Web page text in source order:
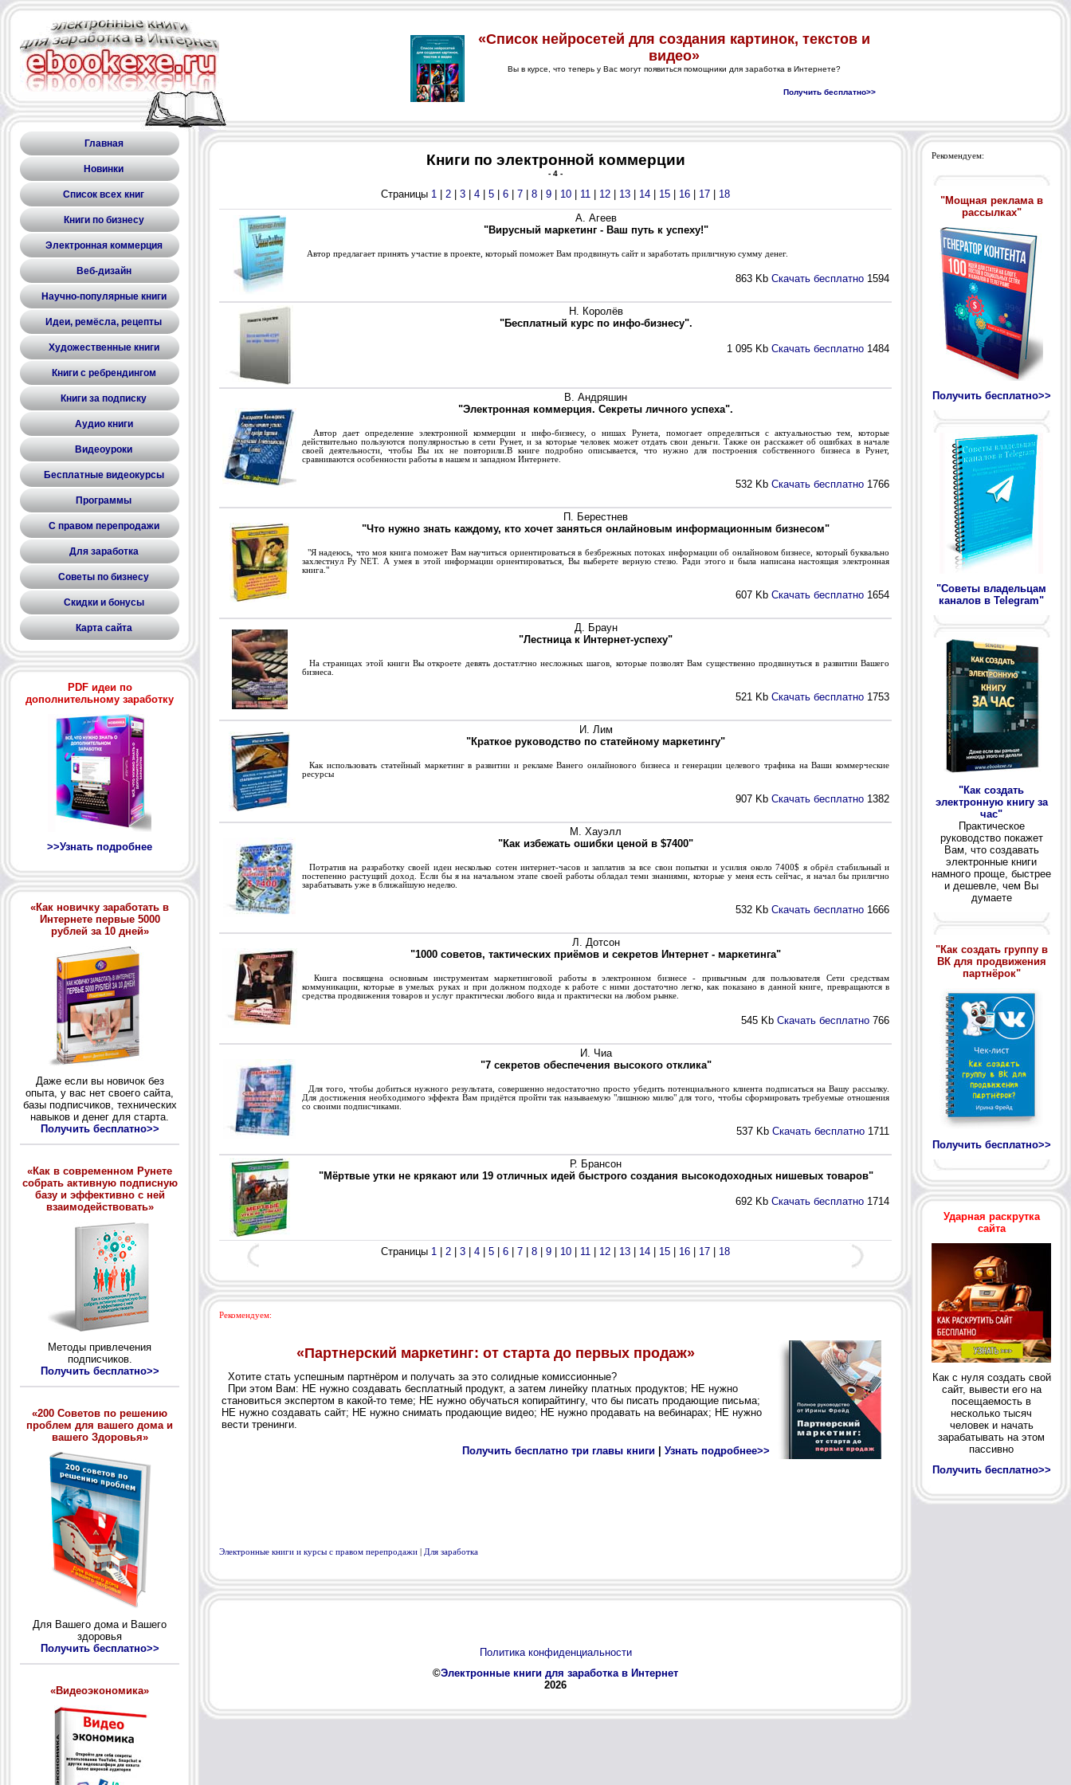
Главная
Новинки
Список всех книг
Книги по бизнесу
Электронная коммерция
Веб-дизайн
Научно-популярные книги
Идеи, ремёсла, рецепты
Художественные книги
Книги с ребрендингом
Книги за подписку
Аудио книги
Видеоуроки
Бесплатные видеокурсы
Программы
С правом перепродажи
Для заработка
Советы по бизнесу
Скидки и бонусы
Карта сайта
PDF идеи по
дополнительному заработку
>>Узнать подробнее
«Как новичку заработать в
Интернете первые 5000
рублей за 10 дней»
Даже если вы новичок без
опыта, у вас нет своего сайта,
базы подписчиков, технических
навыков и денег для старта.
Получить бесплатно>>
«Как в современном Рунете
собрать активную подписную
базу и эффективно с ней
взаимодействовать»
Методы привлечения
подписчиков.
Получить бесплатно>>
«200 Советов по решению
проблем для вашего дома и
вашего Здоровья»
Для Вашего дома и Вашего
здоровья
Получить бесплатно>>
«Видеоэкономика»
Книги по электронной коммерции
- 4 -
Страницы 1 | 2 | 3 | 4 | 5 | 6 | 7 | 8 | 9 | 10 | 11 | 12 | 13 | 14 | 15 | 16 | 17 | 18
А. Агеев
"Вирусный маркетинг - Ваш путь к успеху!"
Автор предлагает принять участие в проекте, который поможет Вам продвинуть сайт и заработать приличную сумму денег.
863 Kb Скачать бесплатно 1594
Н. Королёв
"Бесплатный курс по инфо-бизнесу".
1 095 Kb Скачать бесплатно 1484
В. Андряшин
"Электронная коммерция. Секреты личного успеха".
Автор дает определение электронной коммерции и инфо-бизнесу, о нишах Рунета, помогает определиться с актуальностью тем, которые
действительно пользуются популярностью в сети Рунет, и за которые человек может отдать свои деньги. Также он расскажет об ошибках в начале
своей деятельности, чтобы Вы их не повторили.В книге подробно описывается, что нужно для построения собственного бизнеса в Рунет,
сравниваются особенности работы в нашем и западном Интернете.
532 Kb Скачать бесплатно 1766
П. Берестнев
"Что нужно знать каждому, кто хочет заняться онлайновым информационным бизнесом"
"Я надеюсь, что моя книга поможет Вам научиться ориентироваться в безбрежных потоках информации об онлайновом бизнесе, который буквально
захлестнул Ру NET. А умея в этой информации ориентироваться, Вы выберете верную стезю. Ради этого и была написана настоящая электронная
книга."
607 Kb Скачать бесплатно 1654
Д. Браун
"Лестница к Интернет-успеху"
На страницах этой книги Вы откроете девять достатлчно несложных шагов, которые позволят Вам существенно продвинуться в развитии Вашего
бизнеса.
521 Kb Скачать бесплатно 1753
И. Лим
"Краткое руководство по статейному маркетингу"
Как использовать статейный маркетинг в развитии и рекламе Ванего онлайнового бизнеса и генерации целевого трафика на Ваши коммерческие
ресурсы
907 Kb Скачать бесплатно 1382
М. Хауэлл
"Как избежать ошибки ценой в $7400"
Потратив на разработку своей идеи несколько сотен интернет-часов и заплатив за все свои попытки и усилия около 7400$ я обрёл стабильный и
постепенно растущий доход. Если бы я на начальном этапе своей работы обладал теми знаниями, которые у меня есть сейчас, я начал бы прилично
зарабатывать уже в ближайшую неделю.
532 Kb Скачать бесплатно 1666
Л. Дотсон
"1000 советов, тактических приёмов и секретов Интернет - маркетинга"
Книга посвящена основным инструментам маркетинговой работы в электронном бизнесе - привычным для пользователя Сети средствам
коммуникации, которые в умелых руках и при должном подходе к работе с ними достаточно легко, как показано в данной книге, превращаются в
средства продвижения товаров и услуг практически любого вида и практически на любом рынке.
545 Kb Скачать бесплатно 766
И. Чиа
"7 секретов обеспечения высокого отклика"
Для того, чтобы добиться нужного результата, совершенно недостаточно просто убедить потенциального клиента подписаться на Вашу рассылку.
Для достижения необходимого эффекта Вам придётся пройти так называемую "лишнюю милю" для того, чтобы сформировать требуемые отношения
со своими подписчиками.
537 Kb Скачать бесплатно 1711
Р. Брансон
"Мёртвые утки не крякают или 19 отличных идей быстрого создания высокодоходных нишевых товаров"
692 Kb Скачать бесплатно 1714
Страницы 1 | 2| 3| 4| 5| 6| 7| 8| 9| 10| 11 | 12| 13| 14| 15| 16| 17| 18
Рекомендуем:
Электронные книги и курсы с правом перепродажи Для заработка
Политика конфиденциальности
©Электронные книги для заработка в Интернет
2026
Рекомендуем:
"Мощная реклама в
рассылках"
Получить бесплатно>>
"Cоветы владельцам
каналов в Telegram"
"Как создать
электронную книгу за
час"
Практическое
руководство покажет
Вам, что создавать
электронные книги
намного проще, быстрее
и дешевле, чем Вы
думаете
"Как создать группу в
ВК для продвижения
партнёрок"
Получить бесплатно>>
Ударная раскрутка
сайта
Как с нуля создать свой
сайт, вывести его на
посещаемость в
несколько тысяч
человек и начать
зарабатывать на этом
пассивно
Получить бесплатно>>